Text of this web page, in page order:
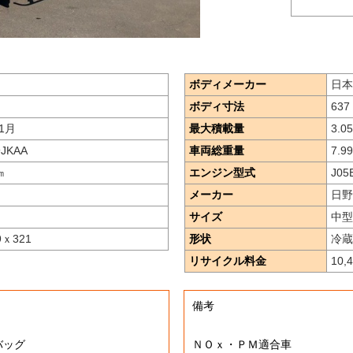
月
321
ボディメーカー
日
ボディ寸法
637
最大積載量
3.05
車両総重量
7.99
エンジン型式
メーカー
日野
サイズ
中型
形状
冷
リサイクル料金
ッグ
備考
ＮＯｘ・ＰＭ適合車